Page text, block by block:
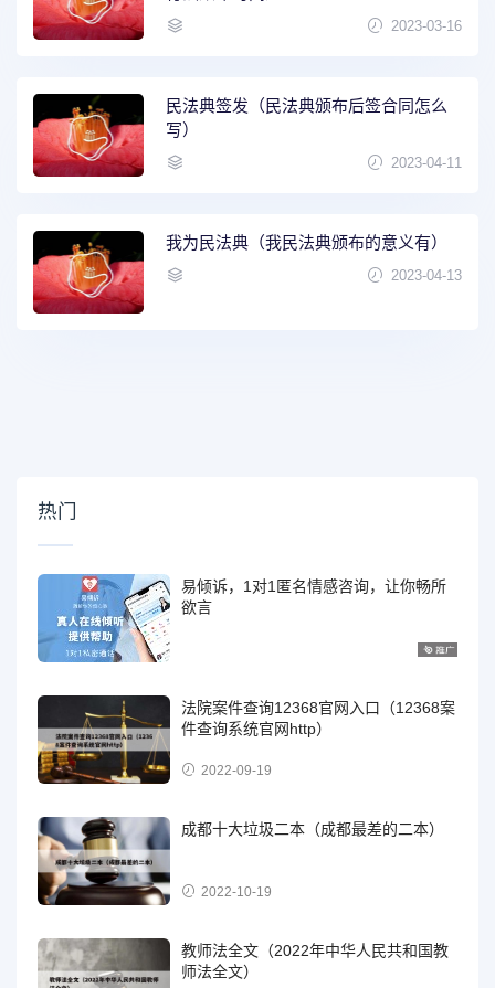
2023-03-16
民法典签发（民法典颁布后签合同怎么
写）
2023-04-11
我为民法典（我民法典颁布的意义有）
2023-04-13
热门
易倾诉，1对1匿名情感咨询，让你畅所
欲言
法院案件查询12368官网入口（12368案
件查询系统官网http）
2022-09-19
成都十大垃圾二本（成都最差的二本）
2022-10-19
教师法全文（2022年中华人民共和国教
师法全文）